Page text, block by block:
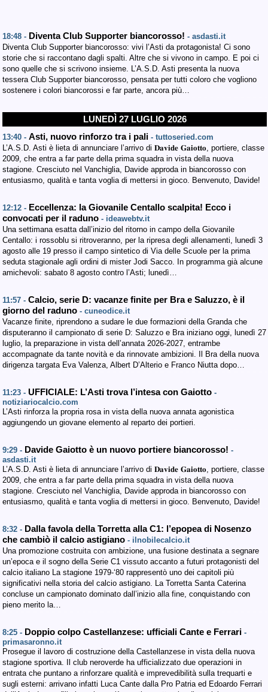
18:48 - Diventa Club Supporter biancorosso! - asdasti.it
Diventa Club Supporter biancorosso: vivi l’Asti da protagonista! Ci sono
storie che si raccontano dagli spalti. Altre che si vivono in campo. E poi ci
sono quelle che si scrivono insieme. L’A.S.D. Asti presenta la nuova
tessera Club Supporter biancorosso, pensata per tutti coloro che vogliono
sostenere i colori biancorossi e far parte, ancora più…
LUNEDÌ 27 LUGLIO 2026
13:40 - Asti, nuovo rinforzo tra i pali - tuttoseried.com
L’A.S.D. Asti è lieta di annunciare l’arrivo di 𝐃𝐚𝐯𝐢𝐝𝐞 𝐆𝐚𝐢𝐨𝐭𝐭𝐨, portiere, classe
2009, che entra a far parte della prima squadra in vista della nuova
stagione. Cresciuto nel Vanchiglia, Davide approda in biancorosso con
entusiasmo, qualità e tanta voglia di mettersi in gioco. Benvenuto, Davide!
12:12 - Eccellenza: la Giovanile Centallo scalpita! Ecco i
convocati per il raduno - ideawebtv.it
Una settimana esatta dall’inizio del ritorno in campo della Giovanile
Centallo: i rossoblu si ritroveranno, per la ripresa degli allenamenti, lunedì 3
agosto alle 19 presso il campo sintetico di Via delle Scuole per la prima
seduta stagionale agli ordini di mister Jodi Sacco. In programma già alcune
amichevoli: sabato 8 agosto contro l’Asti; lunedì…
11:57 - Calcio, serie D: vacanze finite per Bra e Saluzzo, è il
giorno del raduno - cuneodice.it
Vacanze finite, riprendono a sudare le due formazioni della Granda che
disputeranno il campionato di serie D: Saluzzo e Bra iniziano oggi, lunedì 27
luglio, la preparazione in vista dell’annata 2026-2027, entrambe
accompagnate da tante novità e da rinnovate ambizioni. Il Bra della nuova
dirigenza targata Eva Valenza, Albert D’Alterio e Franco Niutta dopo…
11:23 - UFFICIALE: L’Asti trova l’intesa con Gaiotto -
notiziariocalcio.com
L’Asti rinforza la propria rosa in vista della nuova annata agonistica
aggiungendo un giovane elemento al reparto dei portieri.
9:29 - Davide Gaiotto è un nuovo portiere biancorosso! -
asdasti.it
L’A.S.D. Asti è lieta di annunciare l’arrivo di 𝐃𝐚𝐯𝐢𝐝𝐞 𝐆𝐚𝐢𝐨𝐭𝐭𝐨, portiere, classe
2009, che entra a far parte della prima squadra in vista della nuova
stagione. Cresciuto nel Vanchiglia, Davide approda in biancorosso con
entusiasmo, qualità e tanta voglia di mettersi in gioco. Benvenuto, Davide!
8:32 - Dalla favola della Torretta alla C1: l’epopea di Nosenzo
che cambiò il calcio astigiano - ilnobilecalcio.it
Una promozione costruita con ambizione, una fusione destinata a segnare
un’epoca e il sogno della Serie C1 vissuto accanto a futuri protagonisti del
calcio italiano La stagione 1979-‘80 rappresentò uno dei capitoli più
significativi nella storia del calcio astigiano. La Torretta Santa Caterina
concluse un campionato dominato dall’inizio alla fine, conquistando con
pieno merito la…
8:25 - Doppio colpo Castellanzese: ufficiali Cante e Ferrari -
primasaronno.it
Prosegue il lavoro di costruzione della Castellanzese in vista della nuova
stagione sportiva. Il club neroverde ha ufficializzato due operazioni in
entrata che puntano a rinforzare qualità e imprevedibilità sulla trequarti e
sugli esterni: arrivano infatti Luca Cante dalla Pro Patria ed Edoardo Ferrari